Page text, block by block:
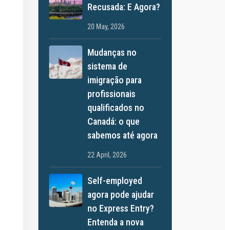
Recusada: E Agora?
20 May, 2026
Mudanças no
sistema de
imigração para
profissionais
qualificados no
Canadá: o que
sabemos até agora
22 April, 2026
Self-employed
agora pode ajudar
no Express Entry?
Entenda a nova